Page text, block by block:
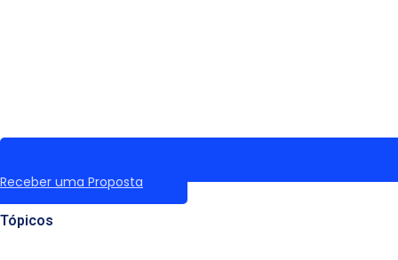
Receber uma Proposta
Tópicos